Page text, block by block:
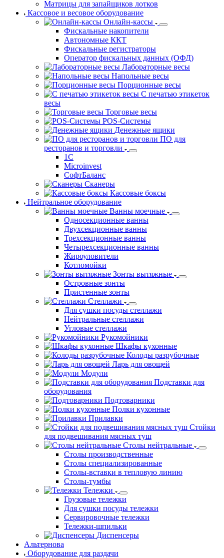
Матрицы для запайщиков лотков
Кассовое и весовое оборудование
Онлайн-кассы
Фискальные накопители
Автономные ККТ
Фискальные регистраторы
Оператор фискальных данных (ОФД)
Лабораторные весы
Напольные весы
Порционные весы
С печатью этикеток
весы
Торговые весы
POS-Системы
Денежные ящики
ПО для
ресторанов и торговли
1С
Microinvest
СофтБаланс
Сканеры
Кассовые боксы
Нейтральное оборудование
Ванны моечные
Односекционные ванны
Двухсекционные ванны
Трехсекционные ванны
Четырехсекционные ванны
Жироуловители
Котломойки
Зонты вытяжные
Островные зонты
Пристенные зонты
Стеллажи
Для сушки посуды стеллажи
Нейтральные стеллажи
Угловые стеллажи
Рукомойники
Шкафы кухонные
Колоды разрубочные
Ларь для овощей
Модули
Подставки для
оборудования
Подтоварники
Полки кухонные
Прилавки
Стойки
для подвешивания мясных туш
Столы нейтральные
Столы производственные
Столы специализированные
Столы-вставки в тепловую линию
Столы-тумбы
Тележки
Грузовые тележки
Для сушки посуды тележки
Сервировочные тележки
Тележки-шпильки
Диспенсеры
Альтернова
Оборудование для раздачи